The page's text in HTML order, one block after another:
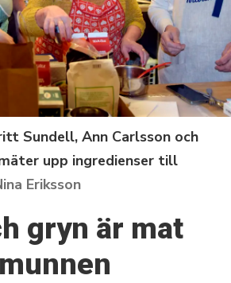
Sundell, Ann Carlsson och
upp ingredienser till
Eriksson
gryn är mat